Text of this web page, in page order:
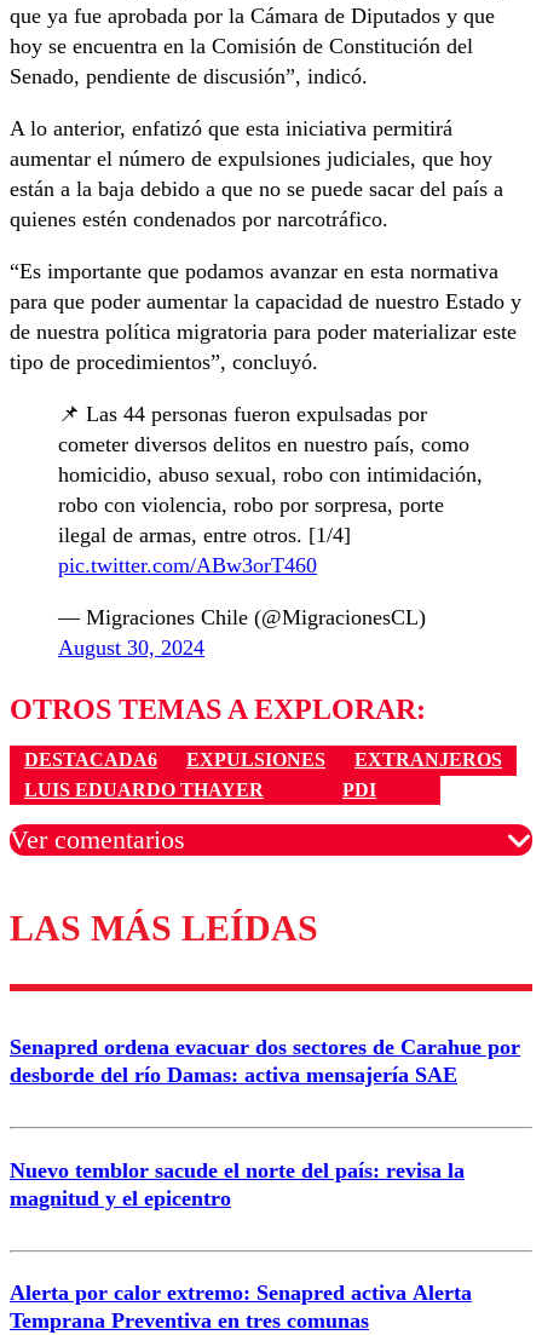
que ya fue aprobada por la Cámara de Diputados y que
hoy se encuentra en la Comisión de Constitución del
Senado, pendiente de discusión”, indicó.
A lo anterior, enfatizó que esta iniciativa permitirá
aumentar el número de expulsiones judiciales, que hoy
están a la baja debido a que no se puede sacar del país a
quienes estén condenados por narcotráfico.
“Es importante que podamos avanzar en esta normativa
para que poder aumentar la capacidad de nuestro Estado y
de nuestra política migratoria para poder materializar este
tipo de procedimientos”, concluyó.
📌 Las 44 personas fueron expulsadas por
cometer diversos delitos en nuestro país, como
homicidio, abuso sexual, robo con intimidación,
robo con violencia, robo por sorpresa, porte
ilegal de armas, entre otros. [1/4]
pic.twitter.com/ABw3orT460
— Migraciones Chile (@MigracionesCL)
August 30, 2024
OTROS TEMAS A EXPLORAR:
DESTACADA6 EXPULSIONES
EXTRANJEROS
LUIS EDUARDO THAYER
PDI
Ver comentarios
Los comentarios son moderados para garantizar un
diálogo respetuoso.
Correo
LAS MÁS LEÍDAS
Senapred ordena evacuar dos sectores de Carahue por
desborde del río Damas: activa mensajería SAE
Nuevo temblor sacude el norte del país: revisa la
magnitud y el epicentro
Alerta por calor extremo: Senapred activa Alerta
Temprana Preventiva en tres comunas